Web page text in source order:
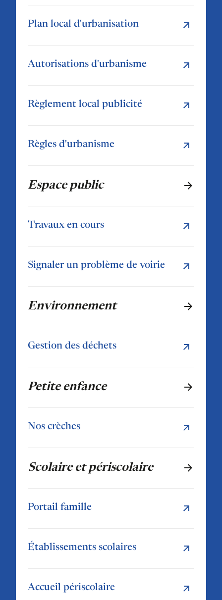
Plan local d'urbanisation
Autorisations d'urbanisme
Règlement local publicité
Règles d'urbanisme
Espace public
Travaux en cours
Signaler un problème de voirie
Environnement
Gestion des déchets
Petite enfance
Nos crèches
Scolaire et périscolaire
Portail famille
Établissements scolaires
Accueil périscolaire